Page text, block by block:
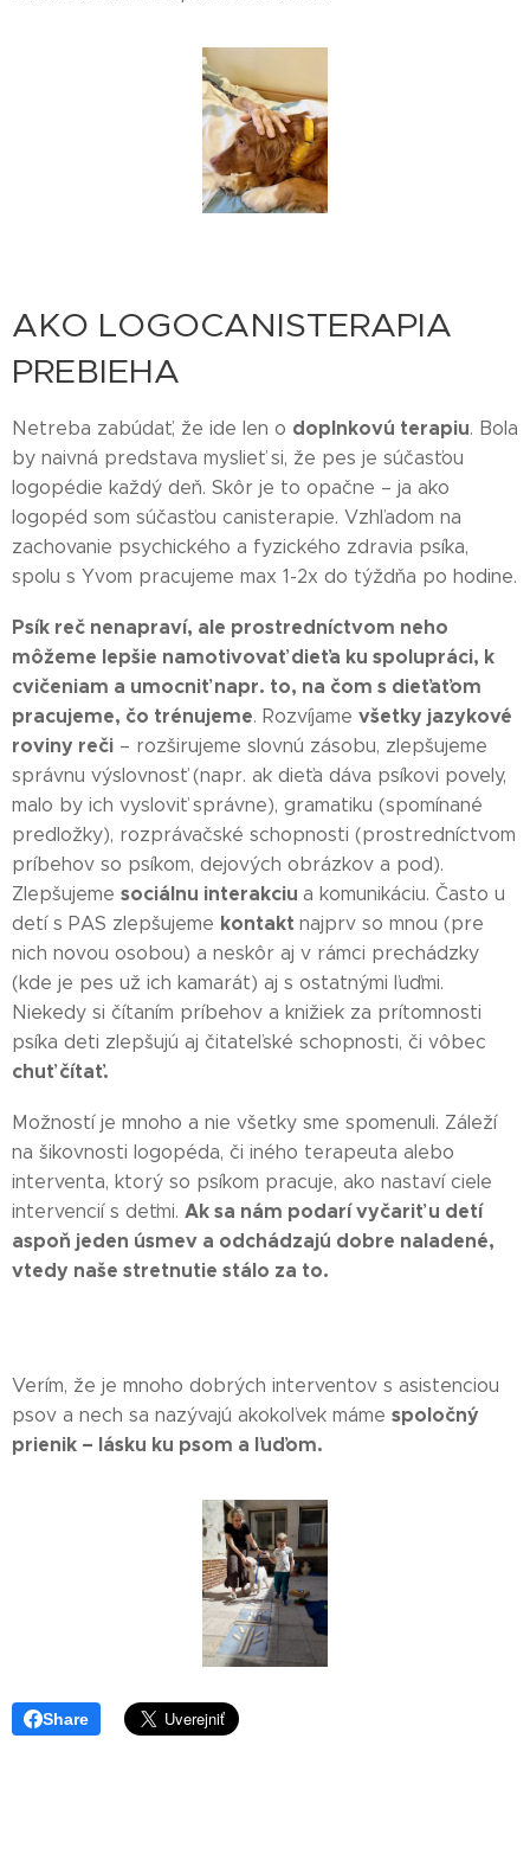
AKO LOGOCANISTERAPIA
PREBIEHA
Netreba zabúdať, že ide len o doplnkovú terapiu. Bola
by naivná predstava myslieť si, že pes je súčasťou
logopédie každý deň. Skôr je to opačne – ja ako
logopéd som súčasťou canisterapie. Vzhľadom na
zachovanie psychického a fyzického zdravia psíka,
spolu s Yvom pracujeme max 1-2x do týždňa po hodine.
Psík reč nenapraví, ale prostredníctvom neho
môžeme lepšie namotivovať dieťa ku spolupráci, k
cvičeniam a umocniť napr. to, na čom s dieťaťom
pracujeme, čo trénujeme. Rozvíjame všetky jazykové
roviny reči – rozširujeme slovnú zásobu, zlepšujeme
správnu výslovnosť (napr. ak dieťa dáva psíkovi povely,
malo by ich vysloviť správne), gramatiku (spomínané
predložky), rozprávačské schopnosti (prostredníctvom
príbehov so psíkom, dejových obrázkov a pod).
Zlepšujeme sociálnu interakciu a komunikáciu. Často u
detí s PAS zlepšujeme kontakt najprv so mnou (pre
nich novou osobou) a neskôr aj v rámci prechádzky
(kde je pes už ich kamarát) aj s ostatnými ľuďmi.
Niekedy si čítaním príbehov a knižiek za prítomnosti
psíka deti zlepšujú aj čitateľské schopnosti, či vôbec
chuť čítať.
Možností je mnoho a nie všetky sme spomenuli. Záleží
na šikovnosti logopéda, či iného terapeuta alebo
interventa, ktorý so psíkom pracuje, ako nastaví ciele
intervencií s deťmi. Ak sa nám podarí vyčariť u detí
aspoň jeden úsmev a odchádzajú dobre naladené,
vtedy naše stretnutie stálo za to.
Verím, že je mnoho dobrých interventov s asistenciou
psov a nech sa nazývajú akokoľvek máme spoločný
prienik – lásku ku psom a ľuďom.
Share